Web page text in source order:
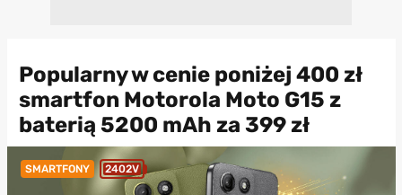
Popularny w cenie poniżej 400 zł
smartfon Motorola Moto G15 z
baterią 5200 mAh za 399 zł
SMARTFONY 2402V